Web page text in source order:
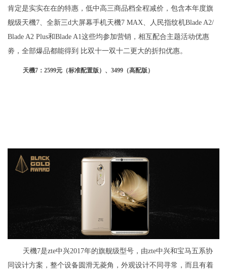
肯定是实实在在的特惠，低中高三商品档全程减价，包含本年度旗
舰级天機7、全新三d大屏幕手机天機7 MAX、人民指纹机Blade A2/
Blade A2 Plus和Blade A1这些均参加营销，相互配合主题活动优惠
劵，全部爆品都能得到 比双十一双十二更大的折扣优惠。
天機7：2599元（标准配置版）、3499（高配版）
天機7是zte中兴2017年的旗舰级型号，由zte中兴和宝马五系协
同设计方案，整个设备圆滑无菱角，外观设计不同寻常，而且有着